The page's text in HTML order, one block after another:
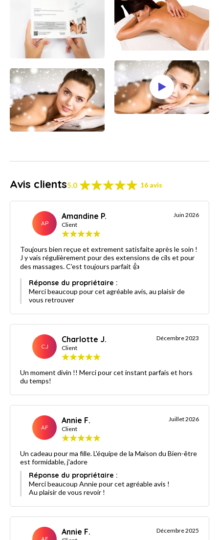
Avis clients5.0 16 avis
AP
Amandine P.
Client
Juin 2026
Toujours bien reçue et extrement satisfaite après le soin !
J y vais régulièrement pour des extensions de cils et pour
des massages. C’est toujours parfait 👍
Réponse du propriétaire :
Merci beaucoup pour cet agréable avis, au plaisir de
vous retrouver
CJ
Charlotte J.
Client
Décembre 2023
Un moment divin !! Merci pour cet instant parfais et hors
du temps!
AF
Annie F.
Client
Juillet 2026
Un cadeau pour ma fille. L'équipe de la Maison du Bien-être
est formidable, j'adore
Réponse du propriétaire :
Merci beaucoup Annie pour cet agréable avis !
Au plaisir de vous revoir !
Annie F. Décembre 2025